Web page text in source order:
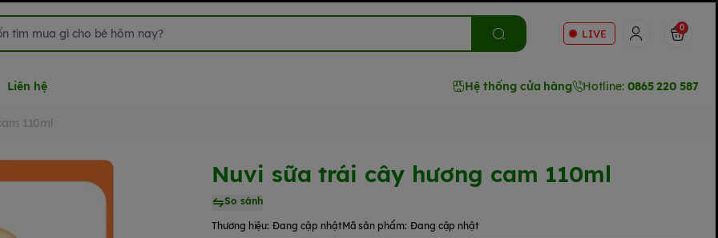
LIVE 0
Liên hệ Hệ thống cửa hàng Hotline: 0865 220 587
110ml
Nuvi sữa trái cây hương cam 110ml
So sánh
Thương hiệu: Đang cập nhậtMã sản phẩm: Đang cập nhật